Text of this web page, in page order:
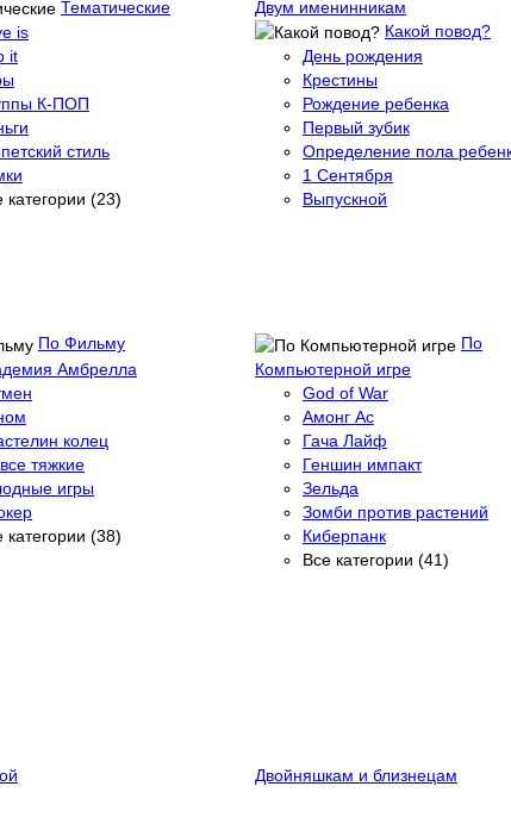
Тематические
is
it
К-ПОП
стиль
категории (23)
Двум именинникам
Какой повод?
День рождения
Крестины
Рождение ребенка
Первый зубик
Определение пола
1 Сентября
Выпускной
По Фильму
Амбрелла
колец
тяжкие
игры
категории (38)
По
Компьютерной игре
God of War
Амонг Ас
Гача Лайф
Геншин импакт
Зельда
Зомби против растений
Киберпанк
Все категории (41)
Двойняшкам и близнецам